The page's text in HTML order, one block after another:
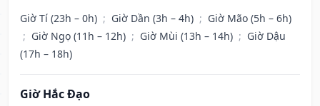
Giờ Tí (23h – 0h) ; Giờ Dần (3h – 4h) ; Giờ Mão (5h – 6h)
; Giờ Ngọ (11h – 12h) ; Giờ Mùi (13h – 14h) ; Giờ Dậu
(17h – 18h)
Giờ Hắc Đạo